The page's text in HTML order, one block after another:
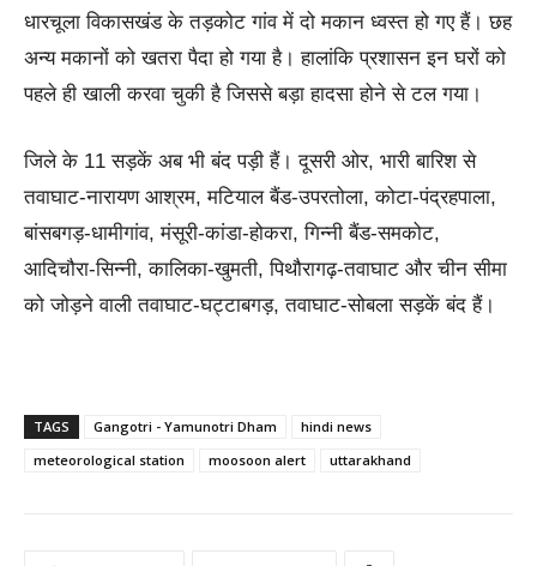
धारचूला विकासखंड के तड़कोट गांव में दो मकान ध्वस्त हो गए हैं। छह
अन्य मकानों को खतरा पैदा हो गया है। हालांकि प्रशासन इन घरों को
पहले ही खाली करवा चुकी है जिससे बड़ा हादसा होने से टल गया।
जिले के 11 सड़कें अब भी बंद पड़ी हैं। दूसरी ओर, भारी बारिश से
तवाघाट-नारायण आश्रम, मटियाल बैंड-उपरतोला, कोटा-पंद्रहपाला,
बांसबगड़-धामीगांव, मंसूरी-कांडा-होकरा, गिन्नी बैंड-समकोट,
आदिचौरा-सिन्नी, कालिका-खुमती, पिथौरागढ़-तवाघाट और चीन सीमा
को जोड़ने वाली तवाघाट-घट्टाबगड़, तवाघाट-सोबला सड़कें बंद हैं।
TAGS Gangotri - Yamunotri Dham
hindi news
meteorological station
moosoon alert uttarakhand